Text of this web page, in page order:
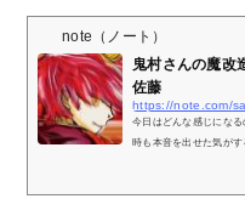
note（ノート）
鬼村さんの魔改
佐藤
今日はどんな感じになるのか
時も本音を出せた気が